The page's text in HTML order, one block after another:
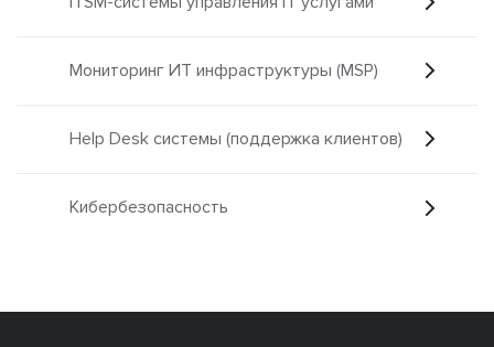
Мониторинг ИТ инфраструктуры (MSP)
Help Desk системы (поддержка клиентов)
Кибербезопасность